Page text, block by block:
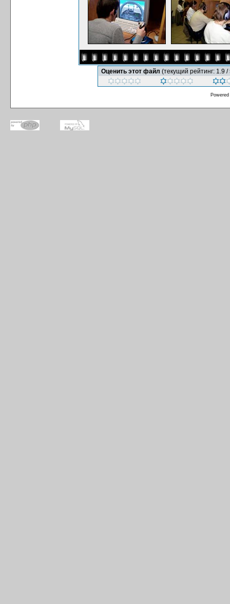
Оценить этот файл (текущий рейтинг: 1.9 /